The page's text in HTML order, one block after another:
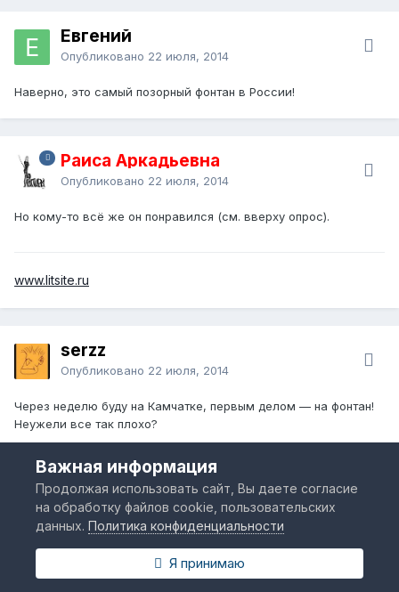
Евгений
Опубликовано 22 июля, 2014
Наверно, это самый позорный фонтан в России!
Раиса Аркадьевна
Опубликовано 22 июля, 2014
Но кому-то всё же он понравился (см. вверху опрос).
www.litsite.ru
serzz
Опубликовано 22 июля, 2014
Через неделю буду на Камчатке, первым делом — на фонтан!
Неужели все так плохо?
Андрей
Опубликовано22 июля, 2014
Какой-то бюджетный график работы! Нужно включать фонтан,
как начинают продавать спиртное! Да и молодые мамаши
Важная информация
Продолжая использовать сайт, Вы даете согласие
на обработку файлов cookie, пользовательских
данных.Политика конфиденциальности
Я принимаю